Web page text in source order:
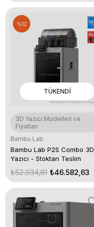
TÜKENDI
3D Yazıcı Modelleri ve
Fiyatları
Bambu Lab
Bambu Lab P2S Combo 3D
Yazıcı - Stoktan Teslim
₺46.582,63
₺52.934,81
%12